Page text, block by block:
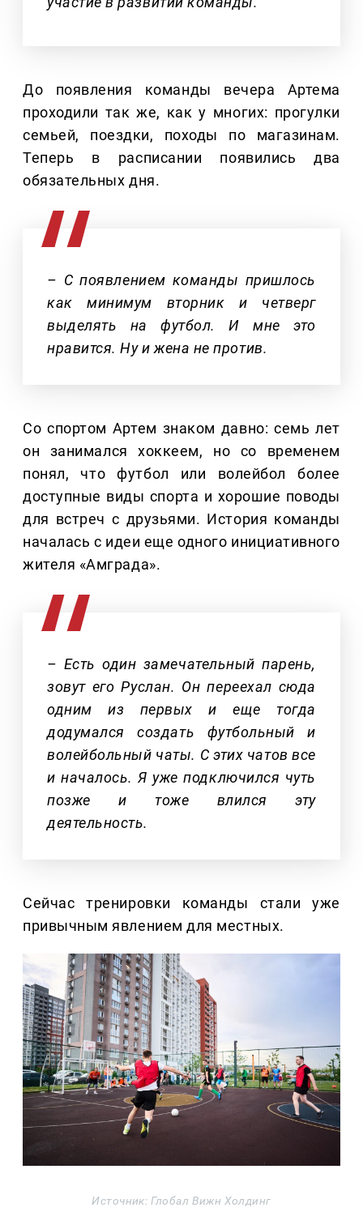
До появления команды вечера Артема
проходили так же, как у многих: прогулки
семьей, поездки, походы по магазинам.
Теперь в расписании появились два
обязательных дня.
– С появлением команды пришлось
как минимум вторник и четверг
выделять на футбол. И мне это
нравится. Ну и жена не против.
Со спортом Артем знаком давно: семь лет
он занимался хоккеем, но со временем
понял, что футбол или волейбол более
доступные виды спорта и хорошие поводы
для встреч с друзьями. История команды
началась с идеи еще одного инициативного
жителя «Амграда».
– Есть один замечательный парень,
зовут его Руслан. Он переехал сюда
одним из первых и еще тогда
додумался создать футбольный и
волейбольный чаты. С этих чатов все
и началось. Я уже подключился чуть
позже и тоже влился эту
деятельность.
Сейчас тренировки команды стали уже
привычным явлением для местных.
Источник: Глобал Вижн Холдинг